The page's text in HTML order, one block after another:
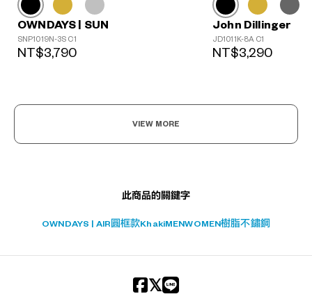
OWNDAYS | SUN
SNP1019N-3S C1
NT$3,790
John Dillinger
JD1011K-8A C1
NT$3,290
VIEW MORE
此商品的關鍵字
OWNDAYS | AIR 圓框款KhakiMENWOMEN樹脂不鏽鋼